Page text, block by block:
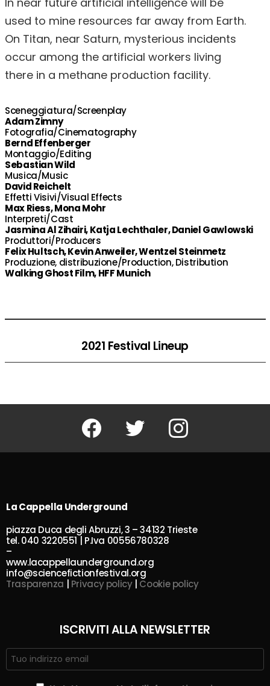
used to mine resources far away from Earth.
On Titan, near Saturn, mysterious incidents
occur among the artificial workers living
there in a methane production facility.
Sceneggiatura/Screenplay
Adam Zimny
Fotografia/Cinematography
Bernd Effenberger
Montaggio/Editing
Sebastian Wild
Musica/Music
David Reichelt
Effetti Visivi/Visual Effects
Max Riess, Mona Mohr
Interpreti/Cast
Jasmina Al Zihairi, Katja Lechthaler, Daniel Gawlowski
Produttori/Producers
Felix Hultsch, Kevin Anweiler, Wentzel Steinmetz
Produzione, distribuzione/Production, Distribution
Walking Ghost Film, HFF Munich
2021 Festival Lineup
Facebook Twitter Instagram
La Cappella Underground
piazza Duca degli Abruzzi, 3 – 34132 Trieste
tel. 040 3220551 | P.Iva 00556780328
–
www.lacappellaunderground.org
info@sciencefictionfestival.org
Trasparenza
Privacy policy| Cookie policy
ISCRIVITI ALLA NEWSLETTER